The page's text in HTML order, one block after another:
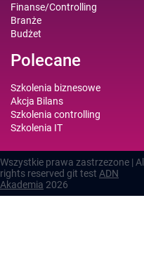
Finanse/Controlling
Branże
Budżet
Polecane
Szkolenia biznesowe
Akcja Bilans
Szkolenia controlling
Szkolenia IT
Wszystkie prawa zastrzezone | All
rights reserved git test ADN
Akademia 2026